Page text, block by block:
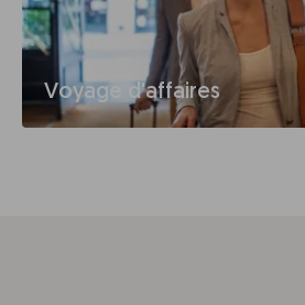
Voyage d'affaires